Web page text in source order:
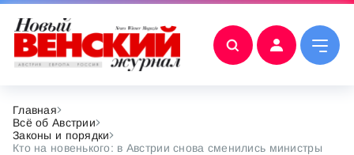
Главная
Всё об Австрии
Законы и порядки
Кто на новенького: в Австрии снова сменились министры